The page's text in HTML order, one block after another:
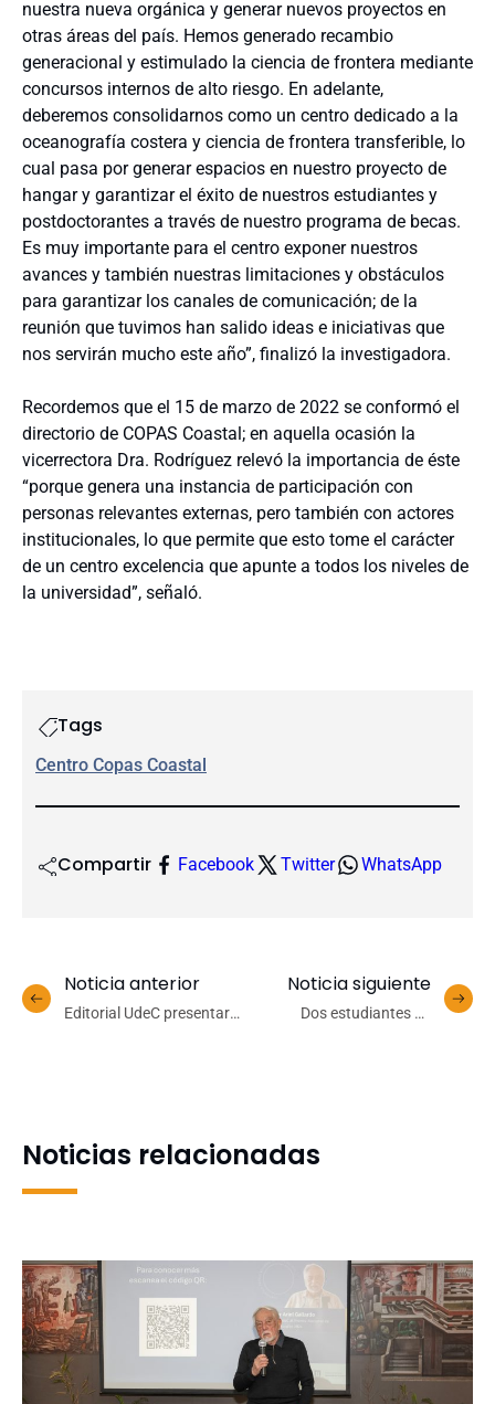
nuestra nueva orgánica y generar nuevos proyectos en
otras áreas del país. Hemos generado recambio
generacional y estimulado la ciencia de frontera mediante
concursos internos de alto riesgo. En adelante,
deberemos consolidarnos como un centro dedicado a la
oceanografía costera y ciencia de frontera transferible, lo
cual pasa por generar espacios en nuestro proyecto de
hangar y garantizar el éxito de nuestros estudiantes y
postdoctorantes a través de nuestro programa de becas.
Es muy importante para el centro exponer nuestros
avances y también nuestras limitaciones y obstáculos
para garantizar los canales de comunicación; de la
reunión que tuvimos han salido ideas e iniciativas que
nos servirán mucho este año”, finalizó la investigadora.
Recordemos que el 15 de marzo de 2022 se conformó el
directorio de COPAS Coastal; en aquella ocasión la
vicerrectora Dra. Rodríguez relevó la importancia de éste
“porque genera una instancia de participación con
personas relevantes externas, pero también con actores
institucionales, lo que permite que esto tome el carácter
de un centro excelencia que apunte a todos los niveles de
la universidad”, señaló.
Tags
Centro Copas Coastal
Compartir Facebook Twitter WhatsApp
Noticia anterior
Editorial UdeC presentará
Noticia siguiente
Dos estudiantes de
Noticias relacionadas